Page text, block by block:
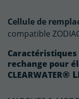
Cellule de
compatible
rechange pour
CLEARWATER®